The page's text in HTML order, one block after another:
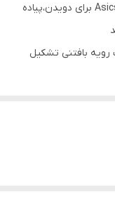
کتانی اسیکس کینسی بلاست Asics KINSEI BLAST برای دویدن،پیاده
رویه بافتنی تشکیل
بازار، در این کتانی